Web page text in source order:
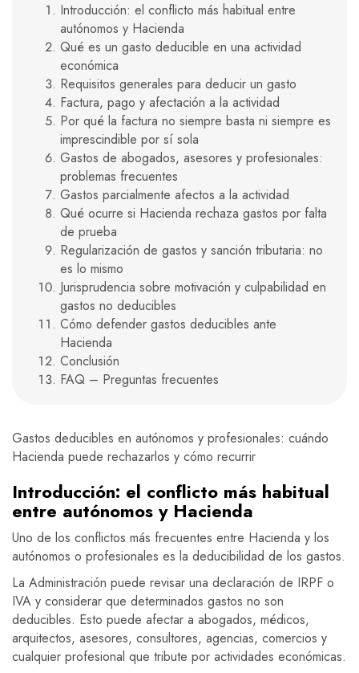
Introducción: el conflicto más habitual entre
autónomos y Hacienda
Qué es un gasto deducible en una actividad
económica
Requisitos generales para deducir un gasto
Factura, pago y afectación a la actividad
Por qué la factura no siempre basta ni siempre es
imprescindible por sí sola
Gastos de abogados, asesores y profesionales:
problemas frecuentes
Gastos parcialmente afectos a la actividad
Qué ocurre si Hacienda rechaza gastos por falta
de prueba
Regularización de gastos y sanción tributaria: no
es lo mismo
Jurisprudencia sobre motivación y culpabilidad en
gastos no deducibles
Cómo defender gastos deducibles ante
Hacienda
Conclusión
FAQ – Preguntas frecuentes
Gastos deducibles en autónomos y profesionales: cuándo
Hacienda puede rechazarlos y cómo recurrir
Introducción: el conflicto más habitual
entre autónomos y Hacienda
Uno de los conflictos más frecuentes entre Hacienda y los
autónomos o profesionales es la deducibilidad de los gastos.
La Administración puede revisar una declaración de IRPF o
IVA y considerar que determinados gastos no son
deducibles. Esto puede afectar a abogados, médicos,
arquitectos, asesores, consultores, agencias, comercios y
cualquier profesional que tribute por actividades económicas.